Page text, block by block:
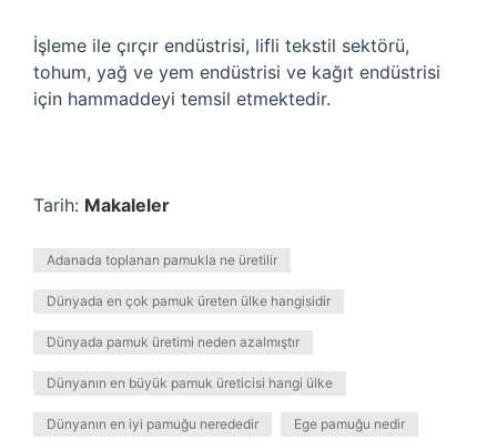
İşleme ile çırçır endüstrisi, lifli tekstil sektörü,
tohum, yağ ve yem endüstrisi ve kağıt endüstrisi
için hammaddeyi temsil etmektedir.
Tarih: Makaleler
Adanada toplanan pamukla ne üretilir
Dünyada en çok pamuk üreten ülke hangisidir
Dünyada pamuk üretimi neden azalmıştır
Dünyanın en büyük pamuk üreticisi hangi ülke
Dünyanın en iyi pamuğu nerededir Ege pamuğu nedir